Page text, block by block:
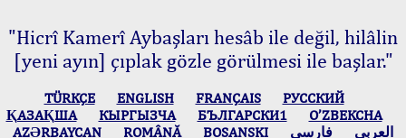
"Hicrî Kamerî Aybaşları hesâb ile değil, hilâlin
[yeni ayın] çıplak gözle görülmesi ile başlar."
TÜRKÇE ENGLISH FRANÇAIS
РУССКИЙ
ҚАЗАҚША
КЫPГЫЗЧA БЪЛГАРСКИ1
O’ZBEKCHA
AZӘRBAYCAN
ROMÂNĂ BOSANSKI العربي فارسی